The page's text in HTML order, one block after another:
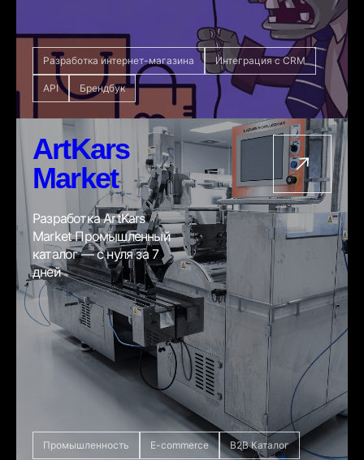
Разработка интернет-магазина Интеграция с CRM
API Брендбук
ArtKars
Market
Разработка ArtKars
Market Промышленный
каталог — с нуля за 7
дней
Промышленность E-commerce B2B Каталог